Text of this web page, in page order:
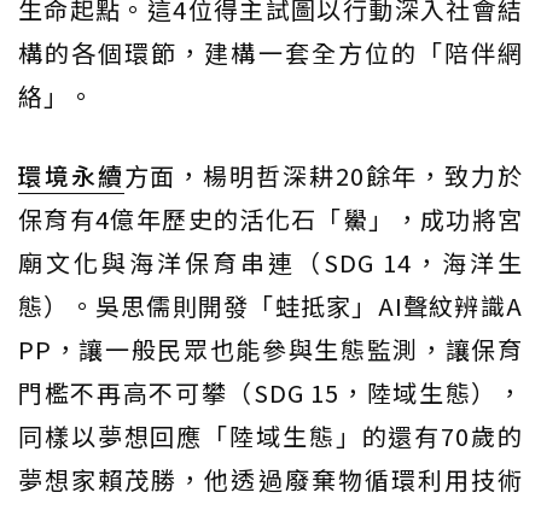
生命起點。這4位得主試圖以行動深入社會結
構的各個環節，建構一套全方位的「陪伴網
絡」。
環境永續方面，楊明哲深耕20餘年，致力於
保育有4億年歷史的活化石「鱟」，成功將宮
廟文化與海洋保育串連（SDG 14，海洋生
態）。吳思儒則開發「蛙抵家」AI聲紋辨識A
PP，讓一般民眾也能參與生態監測，讓保育
門檻不再高不可攀（SDG 15，陸域生態），
同樣以夢想回應「陸域生態」的還有70歲的
夢想家賴茂勝，他透過廢棄物循環利用技術